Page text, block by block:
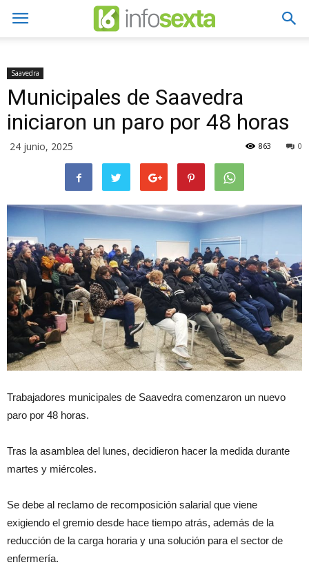
Saavedra
Municipales de Saavedra
iniciaron un paro por 48 horas
24 junio, 2025 0
863
Trabajadores municipales de Saavedra comenzaron un nuevo
paro por 48 horas.
Tras la asamblea del lunes, decidieron hacer la medida durante
martes y miércoles.
Se debe al reclamo de recomposición salarial que viene
exigiendo el gremio desde hace tiempo atrás, además de la
reducción de la carga horaria y una solución para el sector de
enfermería.